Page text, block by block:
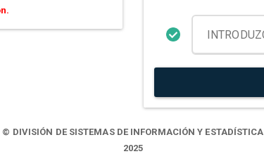
© DIVISIÓN DE SISTEMAS DE INFORMACIÓN Y ESTADÍSTICA
2025